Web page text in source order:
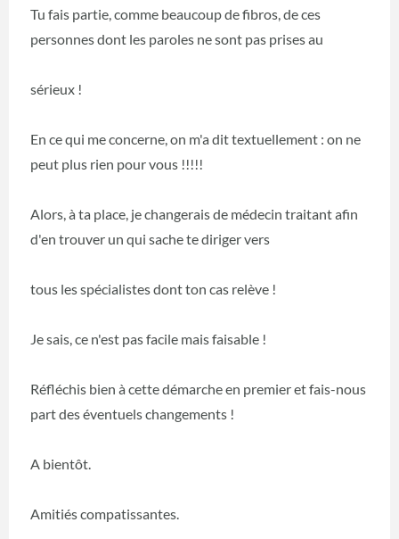
Tu fais partie, comme beaucoup de fibros, de ces
personnes dont les paroles ne sont pas prises au
sérieux !
En ce qui me concerne, on m'a dit textuellement : on ne
peut plus rien pour vous !!!!!
Alors, à ta place, je changerais de médecin traitant afin
d'en trouver un qui sache te diriger vers
tous les spécialistes dont ton cas relève !
Je sais, ce n'est pas facile mais faisable !
Réfléchis bien à cette démarche en premier et fais-nous
part des éventuels changements !
A bientôt.
Amitiés compatissantes.